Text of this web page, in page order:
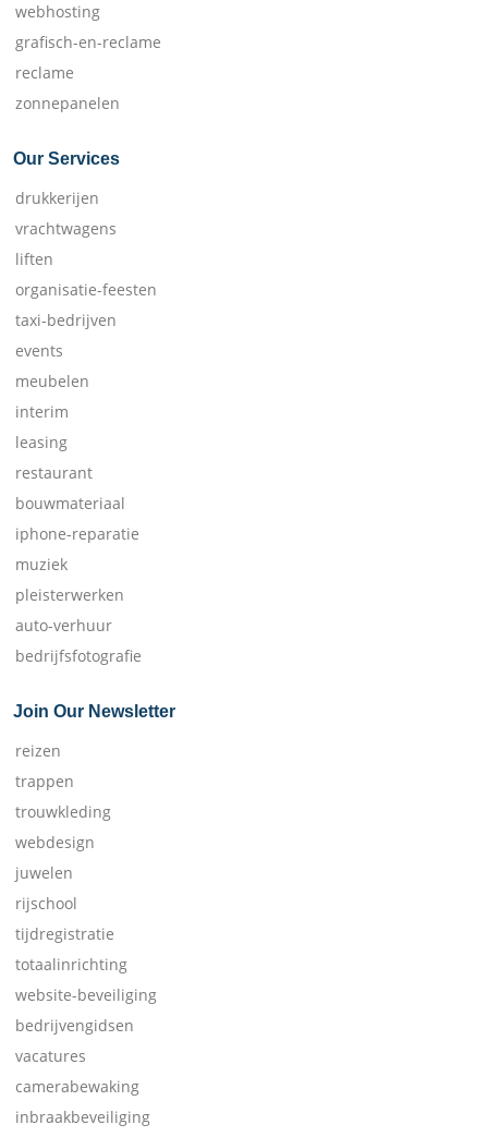
webhosting
grafisch-en-reclame
reclame
zonnepanelen
Our Services
drukkerijen
vrachtwagens
liften
organisatie-feesten
taxi-bedrijven
events
meubelen
interim
leasing
restaurant
bouwmateriaal
iphone-reparatie
muziek
pleisterwerken
auto-verhuur
bedrijfsfotografie
Join Our Newsletter
reizen
trappen
trouwkleding
webdesign
juwelen
rijschool
tijdregistratie
totaalinrichting
website-beveiliging
bedrijvengidsen
vacatures
camerabewaking
inbraakbeveiliging